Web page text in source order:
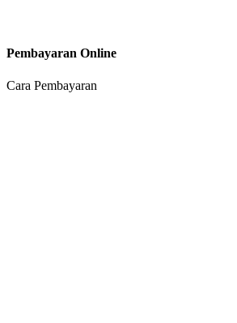
Pembayaran Online
Cara Pembayaran